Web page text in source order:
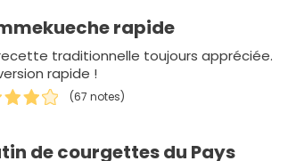
rapide
traditionnelle toujours appréciée.
rapide !
(67 notes)
de courgettes du Pays